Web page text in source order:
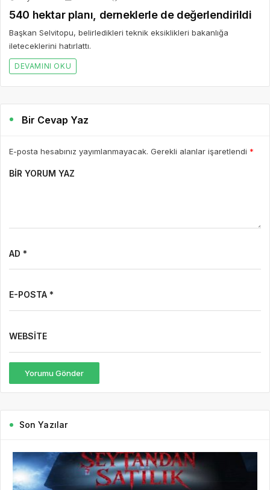
540 hektar planı, derneklerle de değerlendirildi
Başkan Selvitopu, belirledikleri teknik eksiklikleri bakanlığa
ileteceklerini hatırlattı.
DEVAMINI OKU
Bir Cevap Yaz
E-posta hesabınız yayımlanmayacak. Gerekli alanlar işaretlendi *
BIR YORUM YAZ
AD *
E-POSTA *
WEBSITE
Yorumu Gönder
Son Yazılar